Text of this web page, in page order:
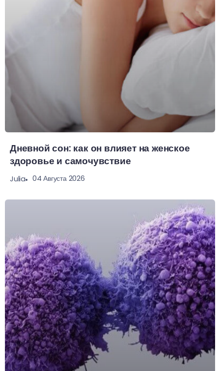
Дневной сон: как он влияет на женское
здоровье и самочувствие
Julia 04 Августа 2026